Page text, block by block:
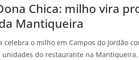
Chica: milho vira
Mantiqueira
celebra o milho em Campos do Jordão
unidades do restaurante na Mantiqueira.